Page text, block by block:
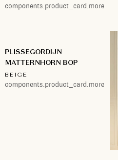
components.product_card.more.1
PLISSEGORDIJN
MATTERNHORN BOP
BEIGE
components.product_card.more.1